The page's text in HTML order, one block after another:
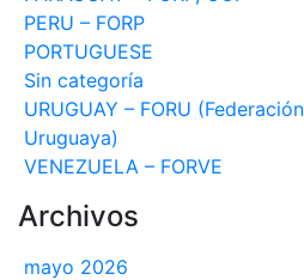
PERU – FORP
PORTUGUESE
Sin categoría
URUGUAY – FORU
Uruguaya)
VENEZUELA – FORVE
Archivos
mayo 2026